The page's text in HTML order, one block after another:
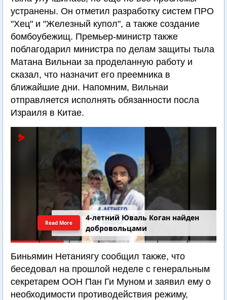
устранены. Он отметил разработку систем ПРО
"Хец" и "Железный купол", а также создание
бомбоубежищ. Премьер-министр также
поблагодарил министра по делам защиты тыла
Матана Вильнаи за проделанную работу и
сказал, что назначит его преемника в
ближайшие дни. Напомним, Вильнаи
отправляется исполнять обязанности посла
Израиля в Китае.
4-летний Юваль Коган найден
добровольцами
Read More
Биньямин Нетаниягу сообщил также, что
беседовал на прошлой неделе с генеральным
секретарем ООН Пан Ги Муном и заявил ему о
необходимости противодействия режиму,